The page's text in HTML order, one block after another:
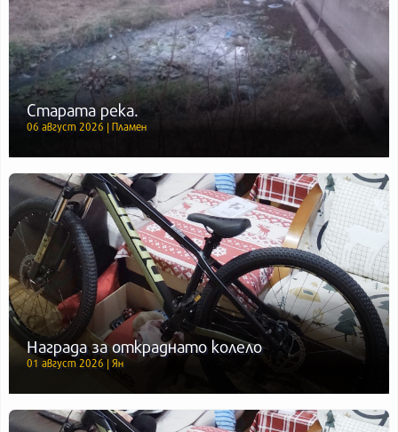
Старата река.
06 август 2026 | Пламен
Награда за откраднато колело
01 август 2026 | Ян